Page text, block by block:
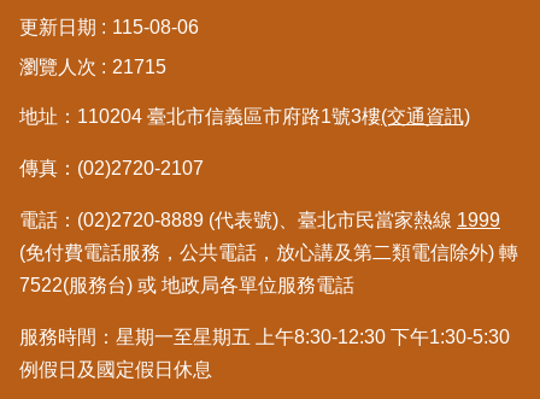
陳
情
系
統
不
當
使
地
政
更新日期
115-08-06
瀏覽人次
21715
地址：110204 臺北市信義區市府路1號3樓(交通資訊)
傳真：(02)2720-2107
電話：(02)2720-8889 (代表號)、臺北市民當家熱線 1999
(免付費電話服務，公共電話，放心講及第二類電信除外) 轉
7522(服務台) 或 地政局各單位服務電話
服務時間：星期一至星期五 上午8:30-12:30 下午1:30-5:30
例假日及國定假日休息